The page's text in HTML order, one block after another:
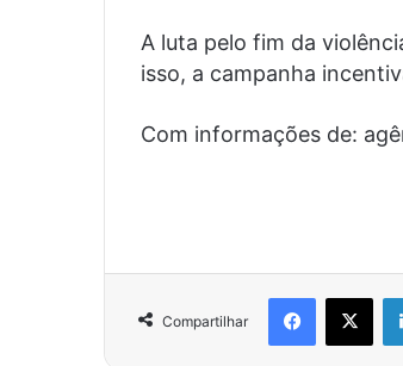
A luta pelo fim da
isso, a campanha
Com informações de:
Compartilhar
Facebook
X